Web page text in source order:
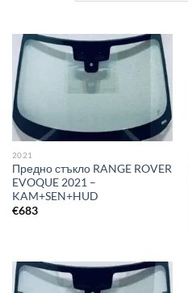
2021
Предно стъкло RANGE ROVER
EVOQUE 2021 –
KAM+SEN+HUD
€683